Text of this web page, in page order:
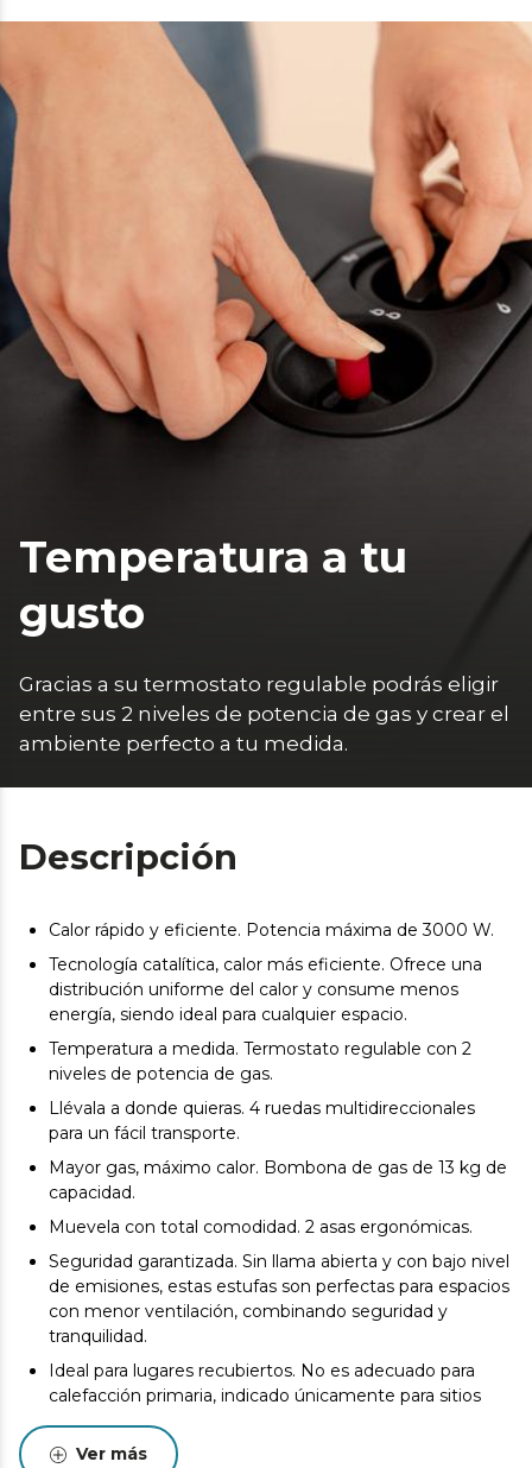
Temperatura a tu
gusto
Gracias a su termostato regulable podrás eligir
entre sus 2 niveles de potencia de gas y crear el
ambiente perfecto a tu medida.
Descripción
Calor rápido y eficiente. Potencia máxima de 3000 W.
Tecnología catalítica, calor más eficiente. Ofrece una
distribución uniforme del calor y consume menos
energía, siendo ideal para cualquier espacio.
Temperatura a medida. Termostato regulable con 2
niveles de potencia de gas.
Llévala a donde quieras. 4 ruedas multidireccionales
para un fácil transporte.
Mayor gas, máximo calor. Bombona de gas de 13 kg de
capacidad.
Muevela con total comodidad. 2 asas ergonómicas.
Seguridad garantizada. Sin llama abierta y con bajo nivel
de emisiones, estas estufas son perfectas para espacios
con menor ventilación, combinando seguridad y
tranquilidad.
Ideal para lugares recubiertos. No es adecuado para
calefacción primaria, indicado únicamente para sitios
abrigados o para una utilización puntual.
Este producto no es adecuado para calefacción
Ver más